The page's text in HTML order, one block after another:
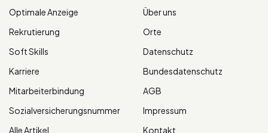
Optimale Anzeige
Rekrutierung
Soft Skills
Karriere
Mitarbeiterbindung
Sozialversicherungsnummer
Alle Artikel
Über uns
Orte
Datenschutz
Bundesdatenschutz
AGB
Impressum
Kontakt